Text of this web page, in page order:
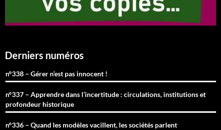
Derniers numéros
n°338 – Gérer n’est pas innocent !
n°337 – Apprendre dans l’incertitude : circulations, institutions et
profondeur historique
n°336 – Quand les modèles vacillent, les sociétés parlent